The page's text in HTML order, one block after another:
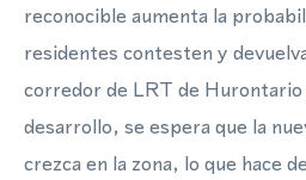
reconocible aumenta la
residentes contesten y
corredor de LRT de Hurontario
desarrollo, se espera que la
crezca en la zona, lo que hace